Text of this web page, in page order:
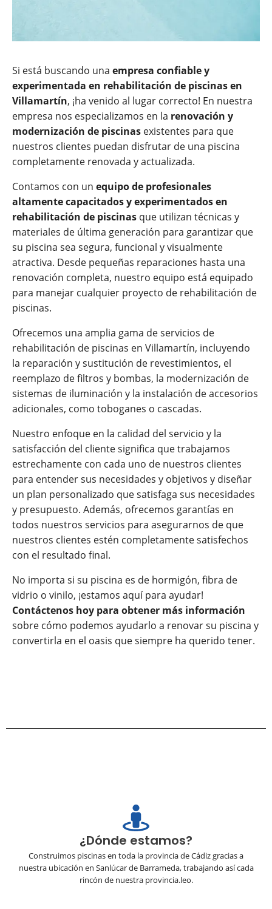
Si está buscando una empresa confiable y
experimentada en rehabilitación de piscinas en
Villamartín, ¡ha venido al lugar correcto! En nuestra
empresa nos especializamos en la renovación y
modernización de piscinas existentes para que
nuestros clientes puedan disfrutar de una piscina
completamente renovada y actualizada.
Contamos con un equipo de profesionales
altamente capacitados y experimentados en
rehabilitación de piscinas que utilizan técnicas y
materiales de última generación para garantizar que
su piscina sea segura, funcional y visualmente
atractiva. Desde pequeñas reparaciones hasta una
renovación completa, nuestro equipo está equipado
para manejar cualquier proyecto de rehabilitación de
piscinas.
Ofrecemos una amplia gama de servicios de
rehabilitación de piscinas en Villamartín, incluyendo
la reparación y sustitución de revestimientos, el
reemplazo de filtros y bombas, la modernización de
sistemas de iluminación y la instalación de accesorios
adicionales, como toboganes o cascadas.
Nuestro enfoque en la calidad del servicio y la
satisfacción del cliente significa que trabajamos
estrechamente con cada uno de nuestros clientes
para entender sus necesidades y objetivos y diseñar
un plan personalizado que satisfaga sus necesidades
y presupuesto. Además, ofrecemos garantías en
todos nuestros servicios para asegurarnos de que
nuestros clientes estén completamente satisfechos
con el resultado final.
No importa si su piscina es de hormigón, fibra de
vidrio o vinilo, ¡estamos aquí para ayudar!
Contáctenos hoy para obtener más información
sobre cómo podemos ayudarlo a renovar su piscina y
convertirla en el oasis que siempre ha querido tener.
¿Dónde estamos?
Construimos piscinas en toda la provincia de Cádiz gracias a
nuestra ubicación en Sanlúcar de Barrameda, trabajando así cada
rincón de nuestra provincia.leo.